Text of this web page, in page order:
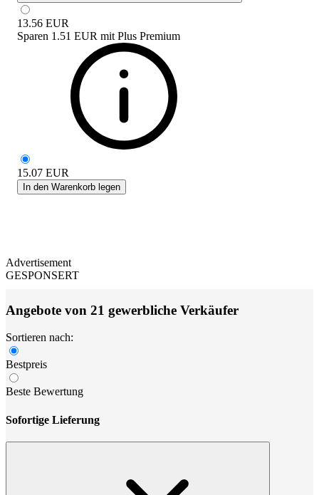
13.56 EUR
Sparen 1.51 EUR mit Plus Premium
15.07 EUR
In den Warenkorb legen
Advertisement
GESPONSERT
Angebote von 21 gewerbliche Verkäufer
Sortieren nach:
Bestpreis
Beste Bewertung
Sofortige Lieferung